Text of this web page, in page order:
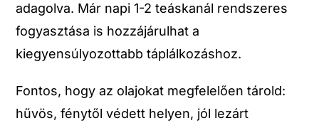
adagolva. Már napi 1-2 teáskanál rendszeres
fogyasztása is hozzájárulhat a
kiegyensúlyozottabb táplálkozáshoz.
Fontos, hogy az olajokat megfelelően tárold:
hűvös, fénytől védett helyen, jól lezárt